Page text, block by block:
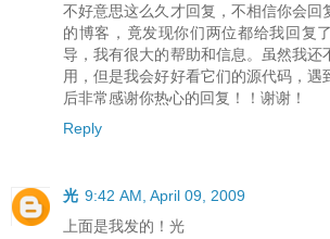
不好意思这么久才回复，不相信你会回
的博客，竟发现你们两位都给我回复
导，我有很大的帮助和信息。虽然我还
用，但是我会好好看它们的源代码，遇
后非常感谢你热心的回复！！谢谢！
Reply
光 9:42 AM, April 09, 2009
上面是我发的！光